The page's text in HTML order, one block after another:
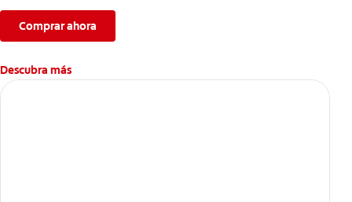
Comprar ahora
Descubra más